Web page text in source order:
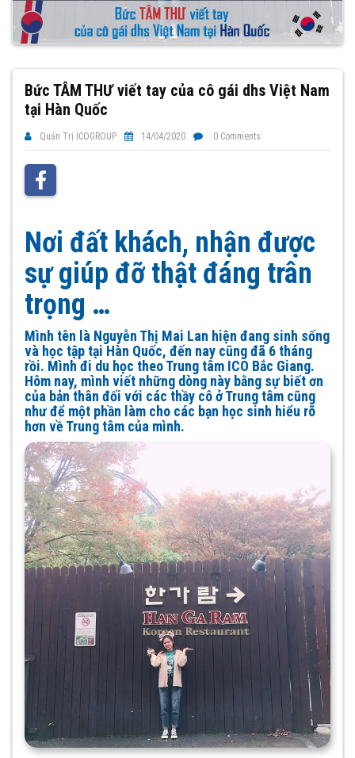
Bức TÂM THƯ viết tay của cô gái dhs Việt Nam
tại Hàn Quốc
Quản Trị ICOGROUP 14/04/2020 0 Comments
Nơi đất khách, nhận được
sự giúp đỡ thật đáng trân
trọng …
Mình tên là Nguyễn Thị Mai Lan hiện đang sinh sống
và học tập tại Hàn Quốc, đến nay cũng đã 6 tháng
rồi. Mình đi du học theo Trung tâm ICO Bắc Giang.
Hôm nay, mình viết những dòng này bằng sự biết ơn
của bản thân đối với các thầy cô ở Trung tâm cũng
như để một phần làm cho các bạn học sinh hiểu rõ
hơn về Trung tâm của mình.